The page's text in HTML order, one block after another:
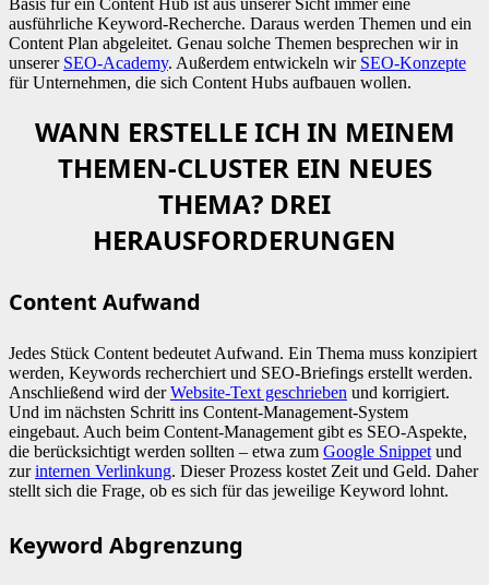
ausführliche Keyword-Recherche. Daraus werden Themen und ein
Content Plan abgeleitet. Genau solche Themen besprechen wir in
unserer SEO-Academy. Außerdem entwickeln wir SEO-Konzepte
für Unternehmen, die sich Content Hubs aufbauen wollen.
WANN ERSTELLE ICH IN MEINEM
THEMEN-CLUSTER EIN NEUES
THEMA? DREI
HERAUSFORDERUNGEN
Content Aufwand
Jedes Stück Content bedeutet Aufwand. Ein Thema muss konzipiert
werden, Keywords recherchiert und SEO-Briefings erstellt werden.
Anschließend wird derWebsite-Text geschrieben und korrigiert.
Und im nächsten Schritt ins Content-Management-System
eingebaut. Auch beim Content-Management gibt es SEO-Aspekte,
die berücksichtigt werden sollten – etwa zum Google Snippet und
zurinternen Verlinkung. Dieser Prozess kostet Zeit und Geld. Daher
stellt sich die Frage, ob es sich für das jeweilige Keyword lohnt.
Keyword Abgrenzung